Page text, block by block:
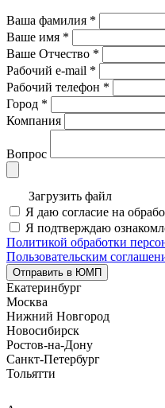
Ваша фамилия *
Ваше имя *
Ваше Отчество *
Рабочий e-mail *
Рабочий телефон *
Город *
Компания
Вопрос
Загрузить файл
Я даю согласие на
Я подтверждаю
Политикой обработки
Пользовательским
Отправить в ЮМП
Екатеринбург
Москва
Нижний Новгород
Новосибирск
Ростов-на-Дону
Санкт-Петербург
Тольятти